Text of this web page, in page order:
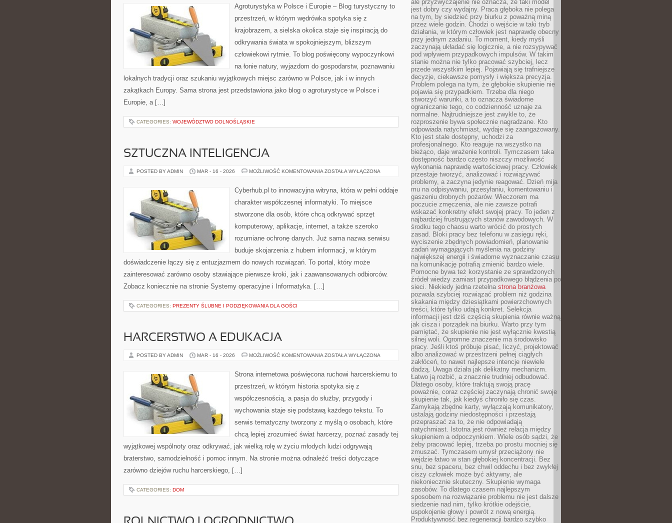
ŁACIŃSKIEJ
Agroturystyka w Polsce i Europie – Blog turystyczny to
przestrzeń, w którym wędrówka spotyka się z
krajobrazem, a sielska okolica staje się inspiracją do
odkrywania świata w spokojniejszym, bliższym
człowiekowi rytmie. To blog poświęcony wypoczynkowi
na łonie natury, wyjazdom do gospodarstw, poznawaniu
lokalnych tradycji oraz szukaniu wyjątkowych miejsc zarówno w Polsce, jak i w innych
zakątkach Europy. Sama strona jest przedstawiona jako blog o agroturystyce w Polsce i
Europie, a […]
CATEGORIES: WOJEWÓDZTWO DOLNOŚLĄSKIE
SZTUCZNA INTELIGENCJA
POSTED BY ADMIN MAR - 16 - 2026 MOŻLIWOŚĆ KOMENTOWANIA SZTUCZNA
ZOSTAŁA WYŁĄCZONA
Cyberhub.pl to innowacyjna witryna, która w pełni oddaje
charakter współczesnej informatyki. To miejsce
stworzone dla osób, które chcą odkrywać sprzęt
komputerowy, aplikacje, internet, a także szeroko
rozumiane ochronę danych. Już sama nazwa serwisu
buduje skojarzenia z hubem informacji, w którym
doświadczenie łączy się z entuzjazmem do nowych rozwiązań. To portal, który może
zainteresować zarówno osoby stawiające pierwsze kroki, jak i zaawansowanych odbiorców.
Zobacz koniecznie na stronie Systemy operacyjne i Informatyka. […]
CATEGORIES: PREZENTY ŚLUBNE I PODZIĘKOWANIA DLA GOŚCI
HARCERSTWO A EDUKACJA
POSTED BY ADMIN MAR - 16 - 2026 MOŻLIWOŚĆ KOMENTOWANIA HARCERSTWO
ZOSTAŁA WYŁĄCZONA
Strona internetowa poświęcona ruchowi harcerskiemu to
przestrzeń, w którym historia spotyka się z
współczesnością, a pasja do służby, przygody i
wychowania staje się podstawą każdego tekstu. To
serwis tematyczny tworzony z myślą o osobach, które
chcą lepiej zrozumieć świat harcerzy, poznać zasady tej
wyjątkowej wspólnoty oraz odkrywać, jak wielką rolę w życiu młodych ludzi odgrywają
braterstwo, samodzielność i pomoc innym. Na stronie można odnaleźć treści dotyczące
zarówno dziejów ruchu harcerskiego, […]
CATEGORIES: DOM
ale przyzwyczajenie nie oznacza, że taki model
jest dobry czy wydajny. Praca głęboka nie polega
na tym, by siedzieć przy biurku z poważną miną
przez wiele godzin. Chodzi o wejście w taki tryb
działania, w którym człowiek jest naprawdę obecny
przy jednym zadaniu. To moment, kiedy myśli
zaczynają układać się logicznie, a nie rozsypywać
pod wpływem przypadkowych impulsów. W takim
stanie można nie tylko pracować szybciej, lecz
przede wszystkim lepiej. Pojawiają się trafniejsze
decyzje, ciekawsze pomysły i większa precyzja.
Problem polega na tym, że głębokie skupienie nie
pojawia się przypadkiem. Trzeba dla niego
stworzyć warunki, a to oznacza świadome
ograniczanie tego, co codzienność uznaje za
normalne. Najtrudniejsze jest zwykle to, że
rozproszenie bywa społecznie nagradzane. Kto
odpowiada natychmiast, wydaje się zaangażowany.
Kto jest stale dostępny, uchodzi za
profesjonalnego. Kto reaguje na wszystko na
bieżąco, daje wrażenie kontroli. Tymczasem taka
dostępność bardzo często niszczy możliwość
wykonania naprawdę wartościowej pracy. Człowiek
przestaje tworzyć, analizować i rozwiązywać
problemy, a zaczyna jedynie reagować. Dzień mija
mu na odpisywaniu, przesyłaniu, komentowaniu i
gaszeniu drobnych pożarów. Wieczorem ma
poczucie zmęczenia, ale nie zawsze potrafi
wskazać konkretny efekt swojej pracy. To jeden z
najbardziej frustrujących stanów zawodowych. W
środku tego chaosu warto wrócić do prostych
zasad. Bloki pracy bez telefonu w zasięgu ręki,
wyciszenie zbędnych powiadomień, planowanie
zadań wymagających myślenia na godziny
największej energii i świadome wyznaczanie czasu
na komunikację potrafią zmienić bardzo wiele.
Pomocne bywa też korzystanie ze sprawdzonych
źródeł wiedzy zamiast przypadkowego błądzenia po
sieci. Niekiedy jedna rzetelna strona branżowa
pozwala szybciej rozwiązać problem niż godzina
skakania między dziesiątkami powierzchownych
treści, które tylko udają konkret. Selekcja
informacji jest dziś częścią skupienia równie ważną
jak cisza i porządek na biurku. Warto przy tym
pamiętać, że skupienie nie jest wyłącznie kwestią
silnej woli. Ogromne znaczenie ma środowisko
pracy. Jeśli ktoś próbuje pisać, liczyć, projektować
albo analizować w przestrzeni pełnej ciągłych
zakłóceń, to nawet najlepsze intencje niewiele
dadzą. Uwaga działa jak delikatny mechanizm.
Łatwo ją rozbić, a znacznie trudniej odbudować.
Dlatego osoby, które traktują swoją pracę
poważnie, coraz częściej zaczynają chronić swoje
skupienie tak, jak kiedyś chroniło się czas.
Zamykają zbędne karty, wyłączają komunikatory,
ustalają godziny niedostępności i przestają
przepraszać za to, że nie odpowiadają
natychmiast. Istotna jest również relacja między
skupieniem a odpoczynkiem. Wiele osób sądzi, że
żeby pracować lepiej, trzeba po prostu mocniej się
zmuszać. Tymczasem umysł przeciążony nie
wejdzie łatwo w stan głębokiej koncentracji. Bez
snu, bez spaceru, bez chwil oddechu i bez zwykłej
ciszy człowiek może być aktywny, ale
niekoniecznie skuteczny. Skupienie wymaga
zasobów. To dlatego czasem najlepszym
sposobem na rozwiązanie problemu nie jest dalsze
siedzenie nad nim, tylko krótkie odejście,
uspokojenie głowy i powrót z nową energią.
Produktywność bez regeneracji bardzo szybko